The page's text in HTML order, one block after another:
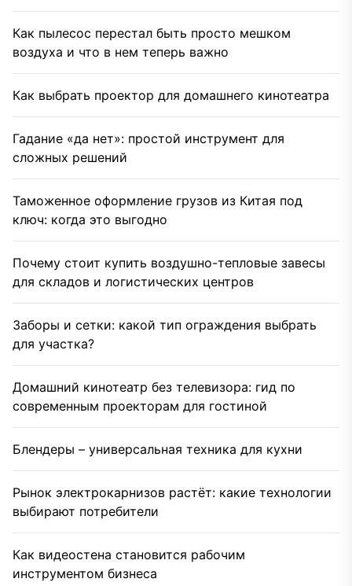
Как пылесос перестал быть просто мешком
воздуха и что в нем теперь важно
Как выбрать проектор для домашнего кинотеатра
Гадание «да нет»: простой инструмент для
сложных решений
Таможенное оформление грузов из Китая под
ключ: когда это выгодно
Почему стоит купить воздушно-тепловые завесы
для складов и логистических центров
Заборы и сетки: какой тип ограждения выбрать
для участка?
Домашний кинотеатр без телевизора: гид по
современным проекторам для гостиной
Блендеры – универсальная техника для кухни
Рынок электрокарнизов растёт: какие технологии
выбирают потребители
Как видеостена становится рабочим
инструментом бизнеса